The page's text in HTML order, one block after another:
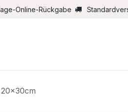
Online-Rückgabe